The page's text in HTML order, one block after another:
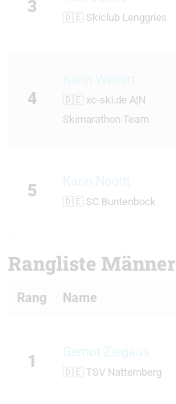
3
🇩🇪 Skiclub Lenggries
4 🇩🇪 xc-ski.de A¦N
Skimarathon Team
5 Karin Noodt
🇩🇪 SC Buntenbock
Rangliste Männer
Rang Name
1 Gernot Ziegaus
🇩🇪 TSV Natternberg